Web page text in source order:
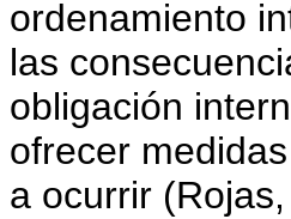
ordenamiento
las
obligación
ofrecer
a ocurrir